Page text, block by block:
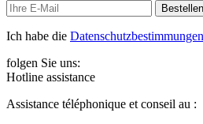
Bestellen
Ich habe die Datenschutzbestimmungen
folgen Sie uns:
Hotline assistance
Assistance téléphonique et conseil au :